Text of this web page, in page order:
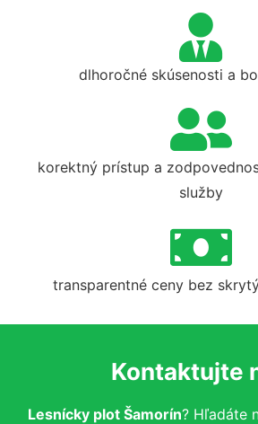
dlhoročné skúsenosti a
korektný prístup a
služby
transparentné ceny bez
Kontaktujte
Lesnícky plot Šamorín? Hľadáte